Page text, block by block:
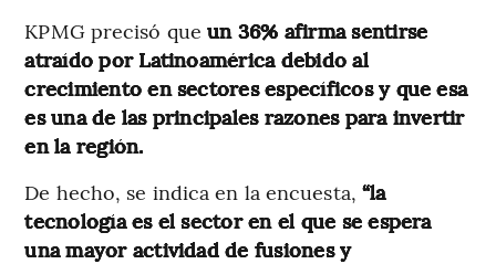
KPMG precisó queun 36% afirma sentirse
atraído por Latinoamérica debido al
crecimiento en sectores específicos y que esa
es una de las principales razones para invertir
en la región.
De hecho, se indica en la encuesta, “la
tecnología es el sector en el que se espera
una mayor actividad de fusiones y